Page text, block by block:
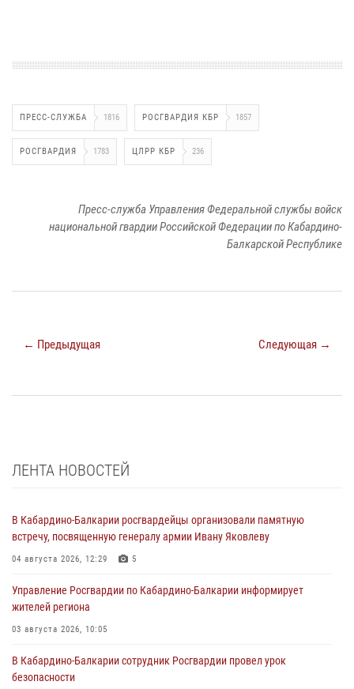
ПРЕСС-СЛУЖБА 1816 РОСГВАРДИЯ КБР 1857
РОСГВАРДИЯ 1783 ЦЛРР КБР 236
Пресс-служба Управления Федеральной службы войск
национальной гвардии Российской Федерации по Кабардино-
Балкарской Республике
← Предыдущая Следующая →
ЛЕНТА НОВОСТЕЙ
В Кабардино-Балкарии росгвардейцы организовали памятную
встречу, посвященную генералу армии Ивану Яковлеву
04 августа 2026, 12:29 5
Управление Росгвардии по Кабардино-Балкарии информирует
жителей региона
03 августа 2026, 10:05
В Кабардино‑Балкарии сотрудник Росгвардии провел урок
безопасности